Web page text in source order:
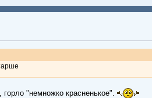
горло "немножко красненькое".